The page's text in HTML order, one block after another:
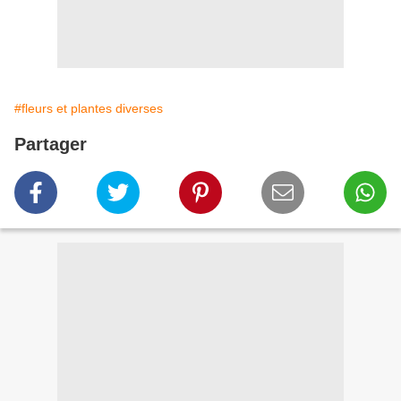
#fleurs et plantes diverses
Partager